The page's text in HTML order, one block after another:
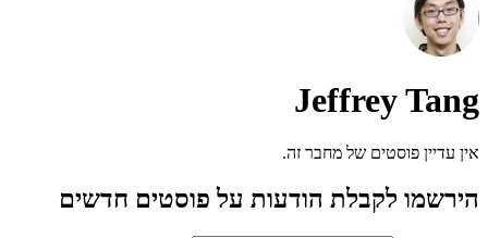
Jeffrey Tang
אין עדיין פוסטים של מחבר זה.
הירשמו לקבלת הודעות על פוסטים חדשים